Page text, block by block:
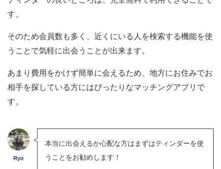
す。
そのため会員数も多く、近くにいる人を検索する機能を使
うことで気軽に出会うことが出来ます。
あまり費用をかけず簡単に会えるため、地方にお住みでお
相手を探している方にはぴったりなマッチングアプリで
す。
Ryo
本当に出会えるか心配な方はまずはティンダーを使
うことをお勧めします！